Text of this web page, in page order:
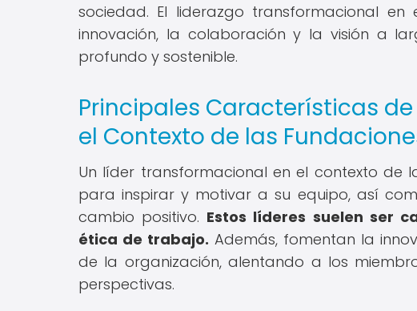
sociedad. El liderazgo transformacional
innovación, la colaboración y la visión a
profundo y sostenible.
Principales Características
el Contexto de las
Un líder transformacional en el contexto de
para inspirar y motivar a su equipo, así
cambio positivo. Estos líderes suelen ser
ética de trabajo. Además, fomentan la
de la organización, alentando a los
perspectivas.